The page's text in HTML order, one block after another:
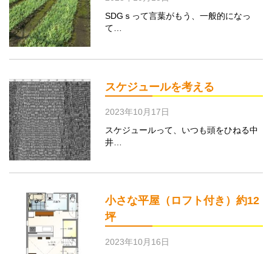
SDGｓって言葉がもう、一般的になっ
て…
スケジュールを考える
2023年10月17日
スケジュールって、いつも頭をひねる中
井…
小さな平屋（ロフト付き）約12
坪
2023年10月16日